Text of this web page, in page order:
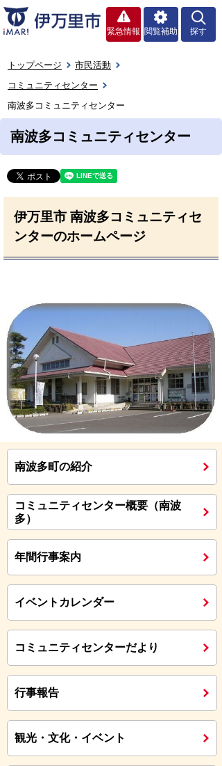
緊急情報 閲覧補助 探す
トップページ
市民活動
コミュニティセンター
南波多コミュニティセンター
南波多コミュニティセンター
伊万里市 南波多コミュニティセ
ンターのホームページ
南波多町の紹介
コミュニティセンター概要（南波
多）
年間行事案内
イベントカレンダー
コミュニティセンターだより
行事報告
観光・文化・イベント